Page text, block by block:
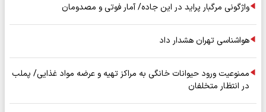
واژگونی مرگبار پراید در این جاده/ آمار فوتی و مصدومان
هواشناسی تهران هشدار داد
ممنوعیت ورود حیوانات خانگی به مراکز تهیه و عرضه مواد غذایی/ پملب
در انتظار متخلفان